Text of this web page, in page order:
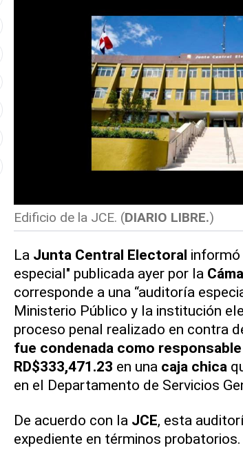
Edificio de la JCE. (DIARIO LIBRE.)
La Junta Central Electoral informó
especial" publicada ayer por la
corresponde a una “auditoría
Ministerio Público y la institución
proceso penal realizado en contra
fue condenada como
RD$333,471.23 en una caja chica
en el Departamento de Servicios
De acuerdo con la JCE, esta
expediente en términos probatorios.